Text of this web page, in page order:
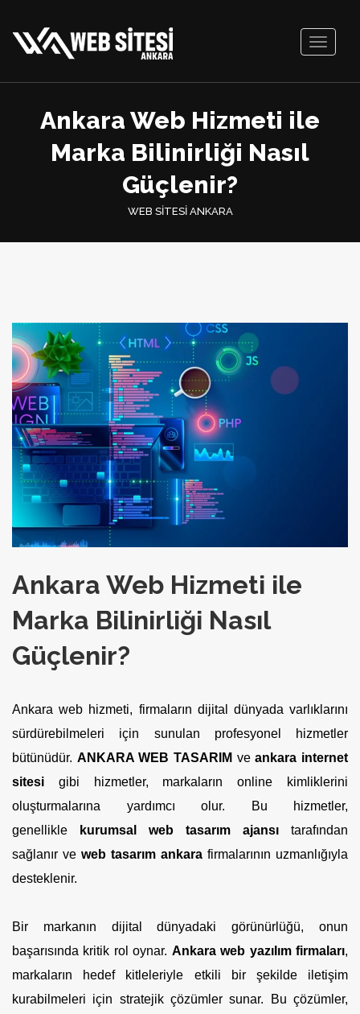
Toggle
Ankara Web Hizmeti ile
Marka Bilinirliği Nasıl
Güçlenir?
WEB SİTESİ ANKARA
Ankara Web Hizmeti ile
Marka Bilinirliği Nasıl
Güçlenir?
Ankara web hizmeti, firmaların dijital dünyada varlıklarını
sürdürebilmeleri için sunulan profesyonel hizmetler
bütünüdür. ANKARA WEB TASARIM veankara internet
sitesi gibi hizmetler, markaların online kimliklerini
oluşturmalarına yardımcı olur. Bu hizmetler,
genellikle
kurumsal web tasarım ajansı tarafından
sağlanır ve web tasarım ankara firmalarının uzmanlığıyla
desteklenir.
Bir markanın dijital dünyadaki görünürlüğü, onun
başarısında kritik rol oynar. Ankara web yazılım firmaları,
markaların hedef kitleleriyle etkili bir şekilde iletişim
kurabilmeleri için stratejik çözümler sunar. Bu çözümler,